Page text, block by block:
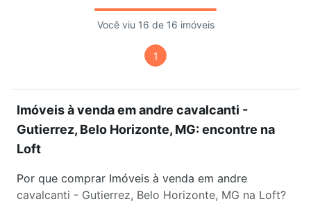
Você viu 16 de 16 imóveis
1
Imóveis à venda em andre cavalcanti -
Gutierrez, Belo Horizonte, MG: encontre na
Loft
Por que comprar Imóveis à venda em andre
cavalcanti - Gutierrez, Belo Horizonte, MG na Loft?